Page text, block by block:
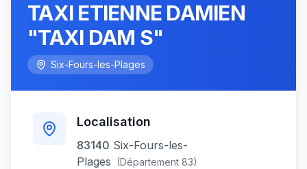
TAXI ETIENNE DAMIEN
"TAXI DAM S"
Six-Fours-les-Plages
Localisation
83140 Six-Fours-les-
Plages (Département 83)